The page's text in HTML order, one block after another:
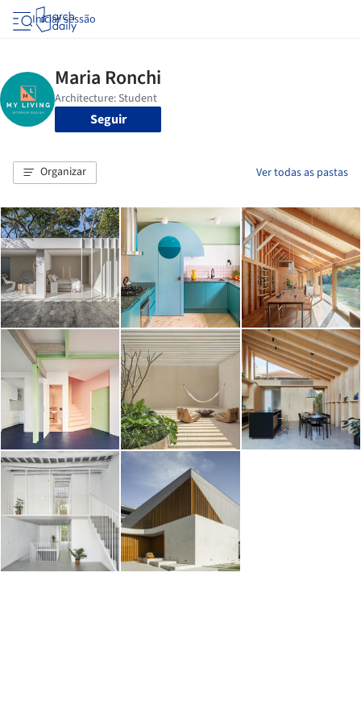
Iniciar sessão
Seguir
Organizar Ver todas as pastas